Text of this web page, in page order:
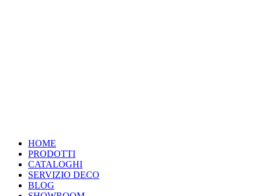
HOME
PRODOTTI
CATALOGHI
SERVIZIO DECO
BLOG